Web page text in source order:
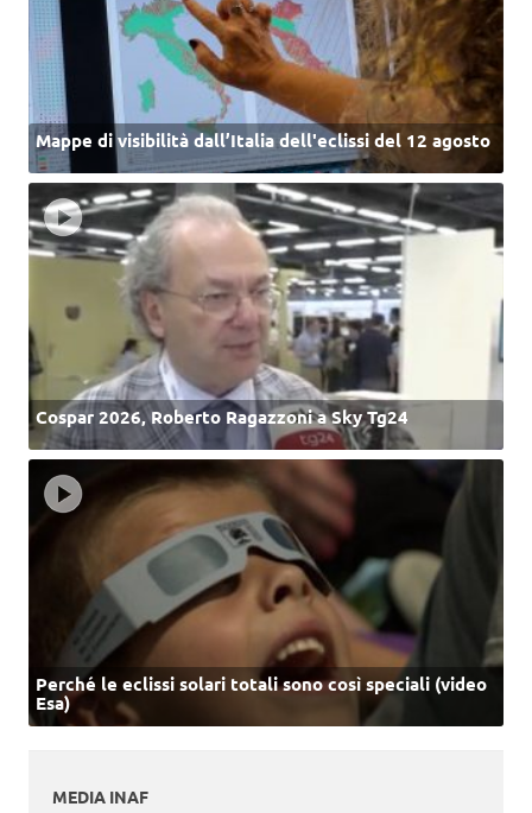
Mappe di visibilità dall’Italia dell'eclissi del 12 agosto
Cospar 2026, Roberto Ragazzoni a Sky Tg24
Perché le eclissi solari totali sono così speciali (video
Esa)
MEDIA INAF